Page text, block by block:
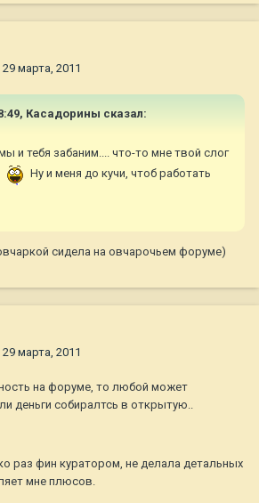
29 марта, 2011
Касадорины сказал:
и тебя забаним.... что-то мне твой слог
Ну и меня до кучи, чтоб работать
сидела на овчарочьем форуме)
29 марта, 2011
на форуме, то любой может
деньги собиралтсь в открытую..
раз фин куратором, не делала детальных
мне плюсов.